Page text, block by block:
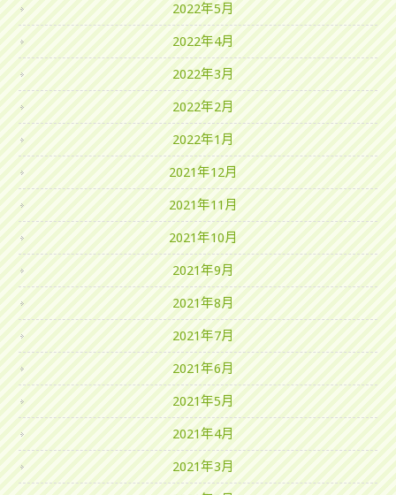
2022年5月
2022年4月
2022年3月
2022年2月
2022年1月
2021年12月
2021年11月
2021年10月
2021年9月
2021年8月
2021年7月
2021年6月
2021年5月
2021年4月
2021年3月